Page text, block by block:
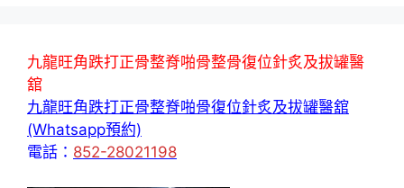
九龍旺角跌打正骨整脊啪骨整骨復位針炙及拔罐醫
舘
九龍旺角跌打正骨整脊啪骨復位針炙及拔罐醫舘
(Whatsapp預約)
電話： 852-28021198